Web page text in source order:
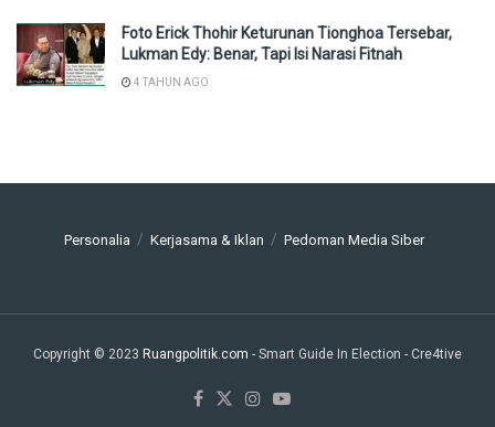
Foto Erick Thohir Keturunan Tionghoa Tersebar,
Lukman Edy: Benar, Tapi Isi Narasi Fitnah
4 TAHUN AGO
Personalia Kerjasama & Iklan Pedoman Media Siber
Copyright © 2023 Ruangpolitik.com - Smart Guide In Election - Cre4tive